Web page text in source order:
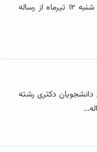
خانم امینی دانشجوی دکترای فیزیک روز یک شنبه ۱۲ تیرماه از رساله
دکتری رشته